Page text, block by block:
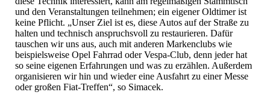
und den Veranstaltungen teilnehmen; ein eigener Oldtimer ist
keine Pflicht. „Unser Ziel ist es, diese Autos auf der Straße zu
halten und technisch anspruchsvoll zu restaurieren. Dafür
tauschen wir uns aus, auch mit anderen Markenclubs wie
beispielsweise Opel Fahrrad oder Vespa-Club, denn jeder hat
so seine eigenen Erfahrungen und was zu erzählen. Außerdem
organisieren wir hin und wieder eine Ausfahrt zu einer Messe
oder großen Fiat-Treffen“, so Simacek.